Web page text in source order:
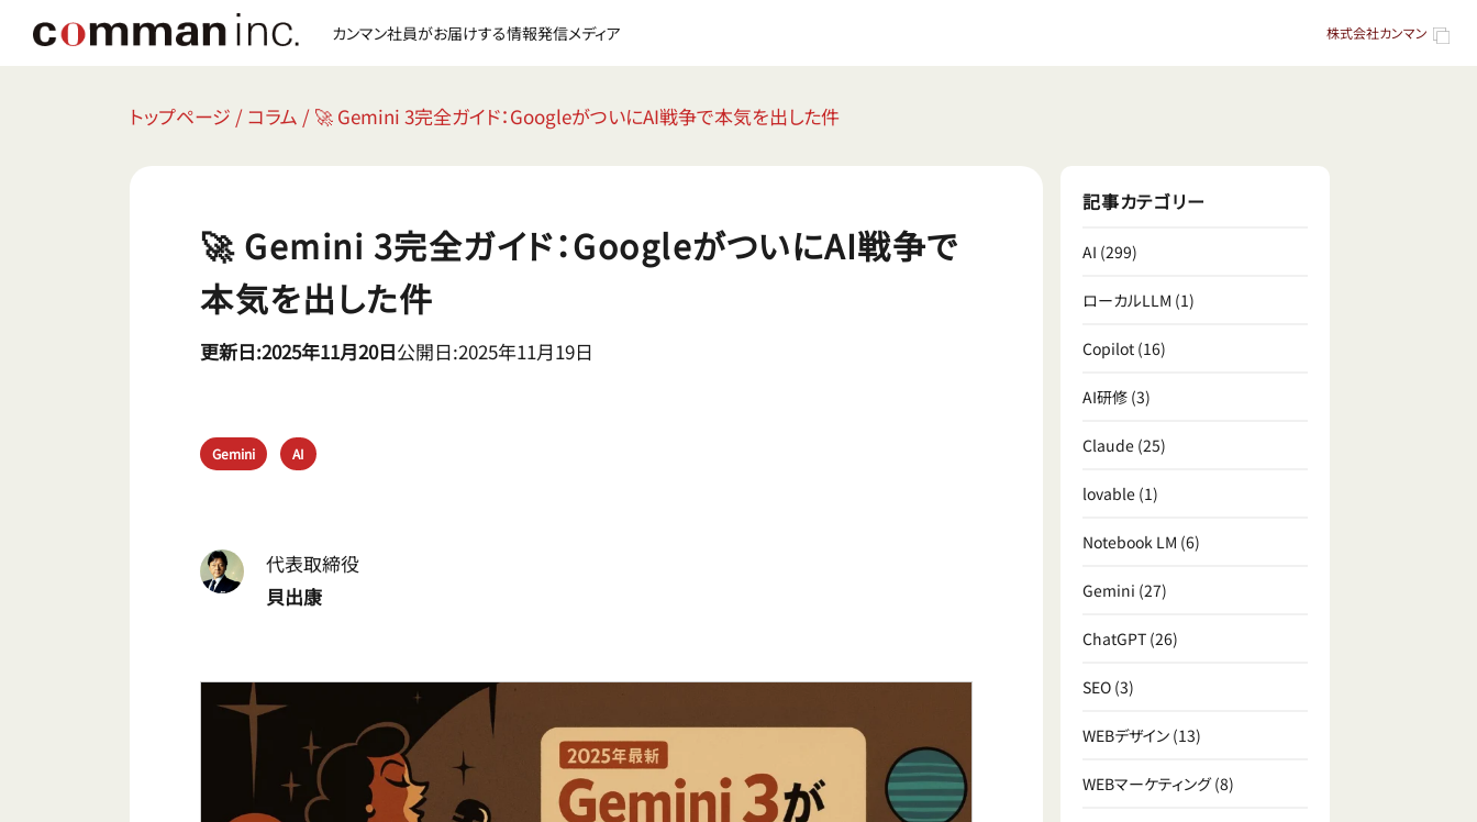
カンマン社員がお届けする情報発信メディア 株式会社カンマン
トップページ / コラム / 🚀 Gemini 3完全ガイド：GoogleがついにAI戦争で本気を出した件
🚀 Gemini 3完全ガイド：GoogleがついにAI戦争で
本気を出した件
更新日:2025年11月20日公開日:2025年11月19日
Gemini AI
代表取締役
貝出康
記事カテゴリー
AI (299)
ローカルLLM (1)
Copilot (16)
AI研修 (3)
Claude (25)
lovable (1)
Notebook LM (6)
Gemini (27)
ChatGPT (26)
SEO (3)
WEBデザイン (13)
WEBマーケティング(8)